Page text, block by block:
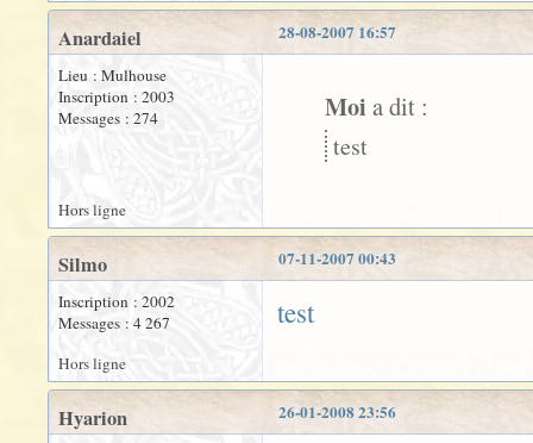
28-08-2007 16:57
Anardaiel
Lieu : Mulhouse
Inscription : 2003
Messages : 274
Moi a dit :
test
Hors ligne
07-11-2007 00:43
Silmo
Inscription : 2002
Messages : 4 267
test
Hors ligne
26-01-2008 23:56
Hyarion